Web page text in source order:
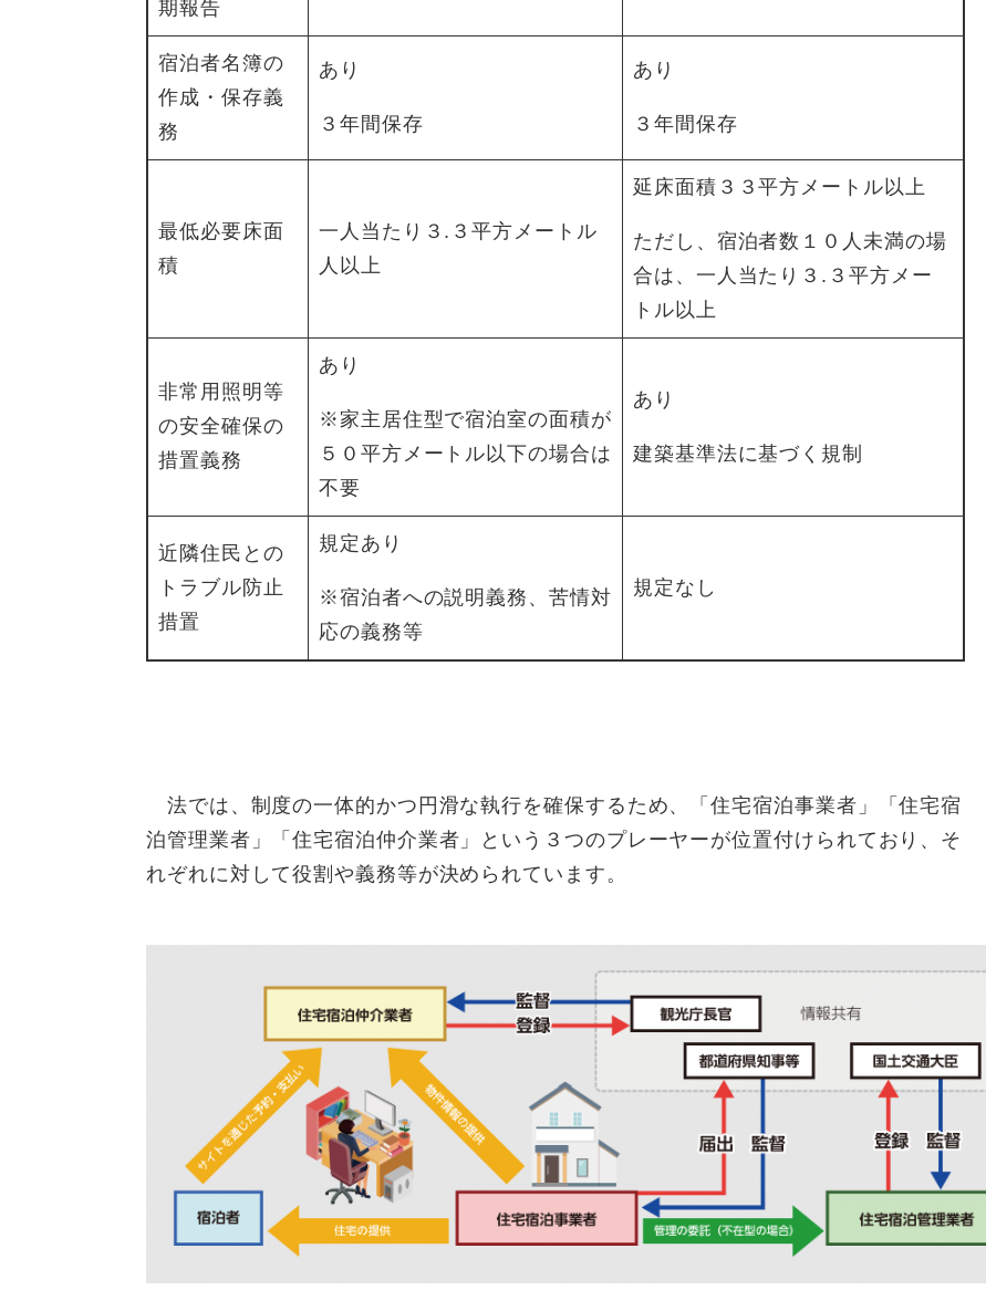
期報告
宿泊者名簿の
作成・保存義
務
あり
３年間保存
あり
３年間保存
最低必要床面
積
一人当たり３.３平方メートル
人以上
延床面積３３平方メートル以上
ただし、宿泊者数１０人未満の場
合は、一人当たり３.３平方メー
トル以上
非常用照明等
の安全確保の
措置義務
あり
※家主居住型で宿泊室の面積が
５０平方メートル以下の場合は
不要
あり
建築基準法に基づく規制
近隣住民との
トラブル防止
措置
規定あり
※宿泊者への説明義務、苦情対
応の義務等
規定なし
法では、制度の一体的かつ円滑な執行を確保するため、「住宅宿泊事業者」「住宅宿
泊管理業者」「住宅宿泊仲介業者」という３つのプレーヤーが位置付けられており、そ
れぞれに対して役割や義務等が決められています。